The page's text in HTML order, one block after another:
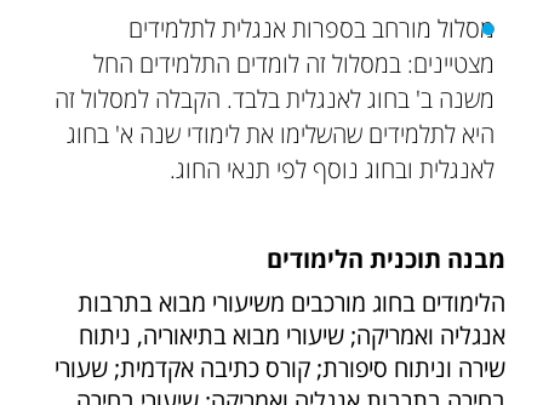
מסלול מורחב בספרות אנגלית לתלמידים
מצטיינים: במסלול זה לומדים התלמידים החל
משנה ב' בחוג לאנגלית בלבד. הקבלה למסלול זה
היא לתלמידים שהשלימו את לימודי שנה א' בחוג
לאנגלית ובחוג נוסף לפי תנאי החוג.
מבנה תוכנית הלימודים
הלימודים בחוג מורכבים משיעורי מבוא בתרבות
אנגליה ואמריקה; שיעורי מבוא בתיאוריה, ניתוח
שירה וניתוח סיפורת; קורס כתיבה אקדמית; שעורי